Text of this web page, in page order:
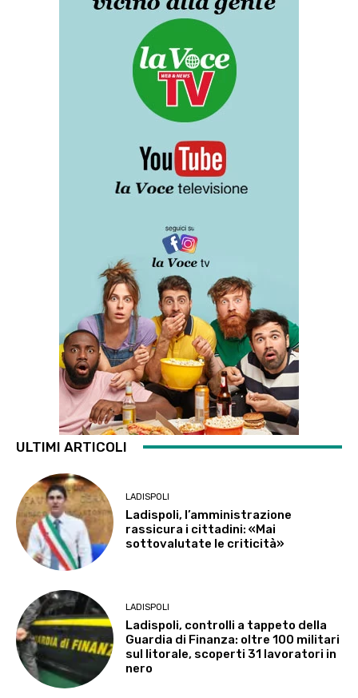
ULTIMI ARTICOLI
LADISPOLI
Ladispoli, l’amministrazione
rassicura i cittadini: «Mai
sottovalutate le criticità»
LADISPOLI
Ladispoli, controlli a tappeto della
Guardia di Finanza: oltre 100 militari
sul litorale, scoperti 31 lavoratori in
nero